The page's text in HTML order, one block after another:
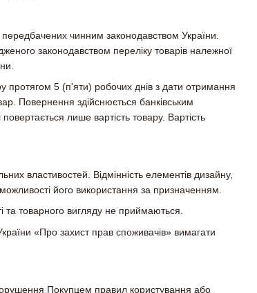
чинним законодавством України.
законодавством переліку товарів належної
протягом 5 (п'яти) робочих днів з дати отримання
Повернення здійснюється банківським
лише вартість товару. Вартість
властивостей. Відмінність елементів дизайну,
його використання за призначенням.
та товарного вигляду не приймаються.
«Про захист прав споживачів» вимагати
Покупцем правил користування або